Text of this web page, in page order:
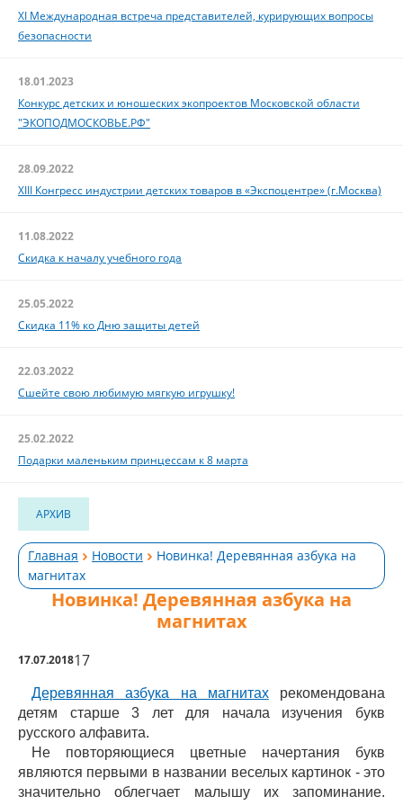
XI Международная встреча представителей, курирующих вопросы
безопасности
18.01.2023
Конкурс детских и юношеских экопроектов Московской области
"ЭКОПОДМОСКОВЬЕ.РФ"
28.09.2022
XIII Конгресс индустрии детских товаров в «Экспоцентре» (г.Москва)
11.08.2022
Скидка к началу учебного года
25.05.2022
Скидка 11% ко Дню защиты детей
22.03.2022
Сшейте свою любимую мягкую игрушку!
25.02.2022
Подарки маленьким принцессам к 8 марта
АРХИВ
Главная Новости
Новинка! Деревянная азбука на
магнитах
Новинка! Деревянная азбука на
магнитах
17.07.201817
Деревянная азбука на магнитахрекомендована
детям старше 3 лет для начала изучения букв
русского алфавита.
Не повторяющиеся цветные начертания букв
являются первыми в названии веселых картинок - это
значительно облегчает малышу их запоминание.